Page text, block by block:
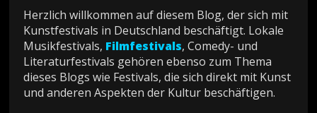
Herzlich willkommen auf diesem Blog, der sich mit
Kunstfestivals in Deutschland beschäftigt. Lokale
Musikfestivals, Filmfestivals, Comedy- und
Literaturfestivals gehören ebenso zum Thema
dieses Blogs wie Festivals, die sich direkt mit Kunst
und anderen Aspekten der Kultur beschäftigen.